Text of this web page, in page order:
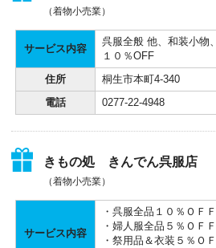
（着物小売業）
サービス内容
呉服全般 他、和装小物
１０％OFF
住所 桐生市本町4-340
電話 0277-22-4948
きもの処 きんでん呉服店
（着物小売業）
サービス内容
・呉服全品１０％ＯＦＦ
・婦人服全品５％ＯＦＦ
・祭用品＆衣装５％Ｏ